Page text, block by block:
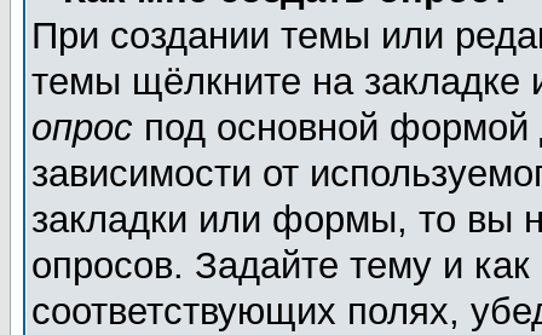
При создании темы или
темы щёлкните на
опрос под основной
зависимости от
закладки или формы, то вы
опросов. Задайте тему и
соответствующих полях,